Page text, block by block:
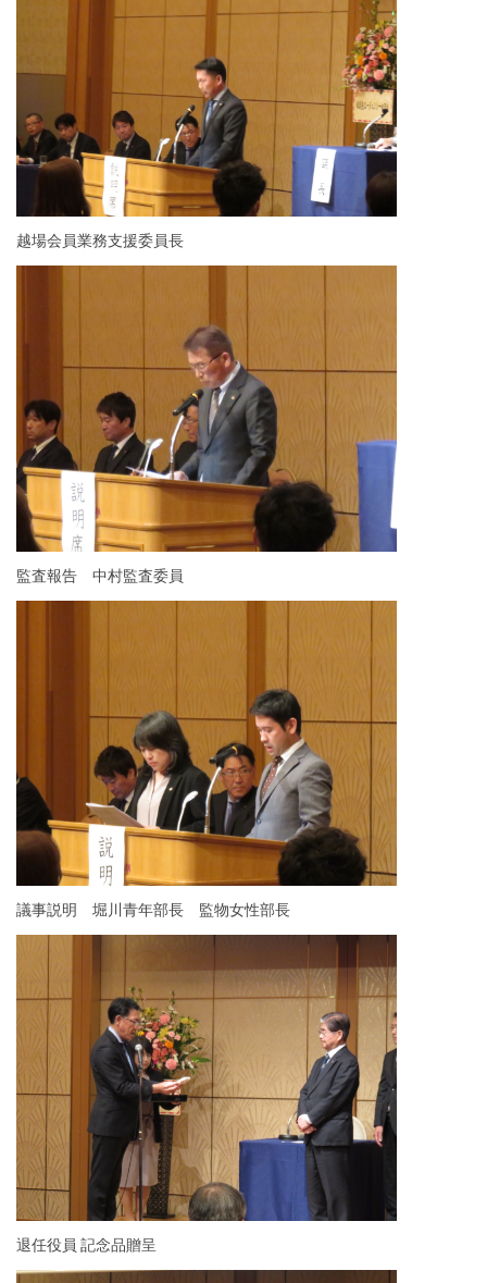
越場会員業務支援委員長
監査報告 中村監査委員
議事説明 堀川青年部長 監物女性部長
退任役員 記念品贈呈